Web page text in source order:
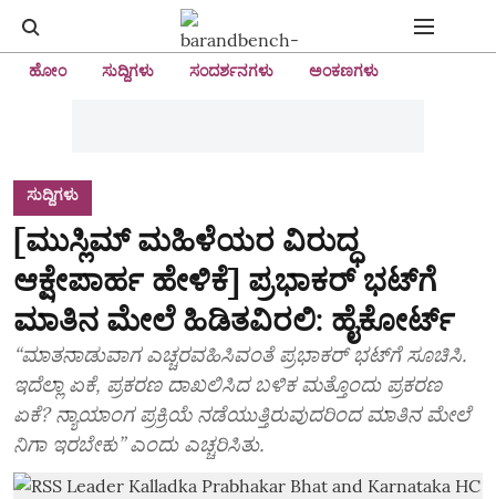
ಹೋಂ ಸುದ್ದಿಗಳು ಸಂದರ್ಶನಗಳು ಅಂಕಣಗಳು
ಸುದ್ದಿಗಳು
[ಮುಸ್ಲಿಮ್‌ ಮಹಿಳೆಯರ ವಿರುದ್ಧ
ಆಕ್ಷೇಪಾರ್ಹ ಹೇಳಿಕೆ] ಪ್ರಭಾಕರ್‌ ಭಟ್‌ಗೆ
ಮಾತಿನ ಮೇಲೆ ಹಿಡಿತವಿರಲಿ: ಹೈಕೋರ್ಟ್‌
“ಮಾತನಾಡುವಾಗ ಎಚ್ಚರವಹಿಸಿವಂತೆ ಪ್ರಭಾಕರ್‌ ಭಟ್‌ಗೆ ಸೂಚಿಸಿ.
ಇದೆಲ್ಲಾ ಏಕೆ, ಪ್ರಕರಣ ದಾಖಲಿಸಿದ ಬಳಿಕ ಮತ್ತೊಂದು ಪ್ರಕರಣ
ಏಕೆ? ನ್ಯಾಯಾಂಗ ಪ್ರಕ್ರಿಯೆ ನಡೆಯುತ್ತಿರುವುದರಿಂದ ಮಾತಿನ ಮೇಲೆ
ನಿಗಾ ಇರಬೇಕು” ಎಂದು ಎಚ್ಚರಿಸಿತು.